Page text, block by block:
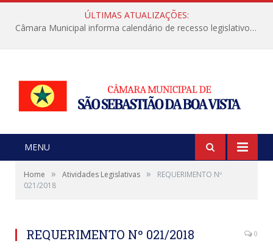
ÚLTIMAS ATUALIZAÇÕES:
Câmara Municipal informa calendário de recesso legislativo de julho
MENU
Home » Atividades Legislativas »
REQUERIMENTO Nº
021/2018
REQUERIMENTO Nº 021/2018 0